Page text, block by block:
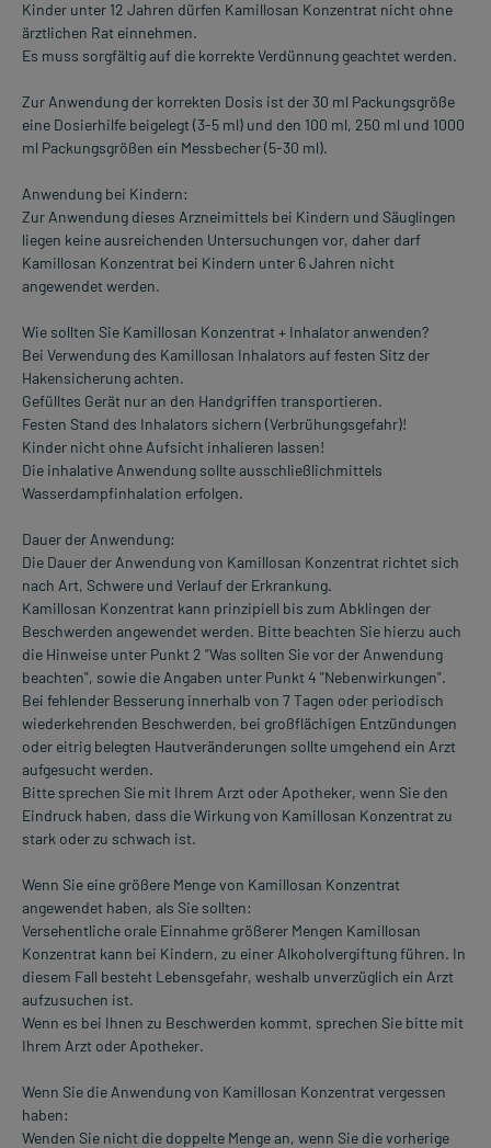
Kinder unter 12 Jahren dürfen Kamillosan Konzentrat nicht ohne
ärztlichen Rat einnehmen.
Es muss sorgfältig auf die korrekte Verdünnung geachtet werden.
Zur Anwendung der korrekten Dosis ist der 30 ml Packungsgröße
eine Dosierhilfe beigelegt (3-5 ml) und den 100 ml, 250 ml und 1000
ml Packungsgrößen ein Messbecher (5-30 ml).
Anwendung bei Kindern:
Zur Anwendung dieses Arzneimittels bei Kindern und Säuglingen
liegen keine ausreichenden Untersuchungen vor, daher darf
Kamillosan Konzentrat bei Kindern unter 6 Jahren nicht
angewendet werden.
Wie sollten Sie Kamillosan Konzentrat + Inhalator anwenden?
Bei Verwendung des Kamillosan Inhalators auf festen Sitz der
Hakensicherung achten.
Gefülltes Gerät nur an den Handgriffen transportieren.
Festen Stand des Inhalators sichern (Verbrühungsgefahr)!
Kinder nicht ohne Aufsicht inhalieren lassen!
Die inhalative Anwendung sollte ausschließlichmittels
Wasserdampfinhalation erfolgen.
Dauer der Anwendung:
Die Dauer der Anwendung von Kamillosan Konzentrat richtet sich
nach Art, Schwere und Verlauf der Erkrankung.
Kamillosan Konzentrat kann prinzipiell bis zum Abklingen der
Beschwerden angewendet werden. Bitte beachten Sie hierzu auch
die Hinweise unter Punkt 2 "Was sollten Sie vor der Anwendung
beachten", sowie die Angaben unter Punkt 4 "Nebenwirkungen".
Bei fehlender Besserung innerhalb von 7 Tagen oder periodisch
wiederkehrenden Beschwerden, bei großflächigen Entzündungen
oder eitrig belegten Hautveränderungen sollte umgehend ein Arzt
aufgesucht werden.
Bitte sprechen Sie mit Ihrem Arzt oder Apotheker, wenn Sie den
Eindruck haben, dass die Wirkung von Kamillosan Konzentrat zu
stark oder zu schwach ist.
Wenn Sie eine größere Menge von Kamillosan Konzentrat
angewendet haben, als Sie sollten:
Versehentliche orale Einnahme größerer Mengen Kamillosan
Konzentrat kann bei Kindern, zu einer Alkoholvergiftung führen. In
diesem Fall besteht Lebensgefahr, weshalb unverzüglich ein Arzt
aufzusuchen ist.
Wenn es bei Ihnen zu Beschwerden kommt, sprechen Sie bitte mit
Ihrem Arzt oder Apotheker.
Wenn Sie die Anwendung von Kamillosan Konzentrat vergessen
haben:
Wenden Sie nicht die doppelte Menge an, wenn Sie die vorherige